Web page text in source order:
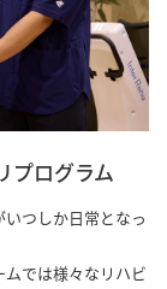
プログラム
いつしか日常となっ
では様々なリハビ